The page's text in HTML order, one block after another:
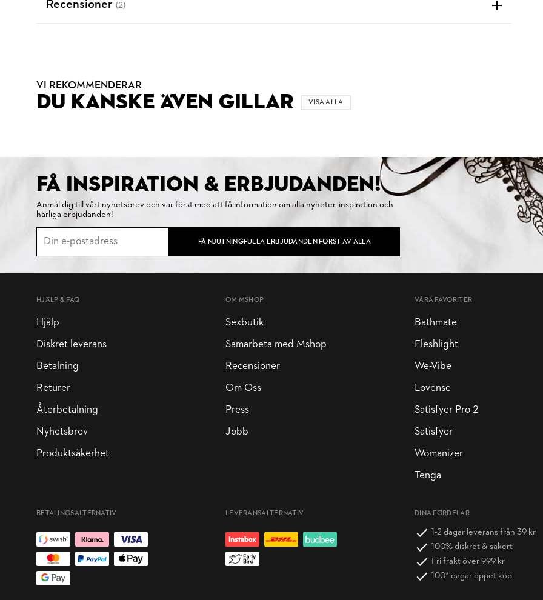
Recensioner (2)
VI REKOMMENDERAR
DU KANSKE ÄVEN GILLAR VISA ALLA
FÅ INSPIRATION & ERBJUDANDEN!
Anmäl dig till vårt nyhetsbrev och var först med att få information om alla nyheter, inspiration och
härliga erbjudanden!
FÅ NJUTNINGFULLA ERBJUDANDEN FÖRST AV ALLA
HJÄLP & FAQ
Hjälp
Diskret leverans
Betalning
Returer
Återbetalning
Nyhetsbrev
Produktsäkerhet
OM MSHOP
Sexbutik
Samarbeta med Mshop
Recensioner
Om Oss
Press
Jobb
VÅRA FAVORITER
Bathmate
Fleshlight
We-Vibe
Lovense
Satisfyer Pro 2
Satisfyer
Womanizer
Tenga
DINA FÖRDELAR
1-2 dagar leverans från 39 kr
100% diskret & säkert
Fri frakt över 999 kr
100* dagar öppet köp
BETALINGSALTERNATIV LEVERANSALTERNATIV